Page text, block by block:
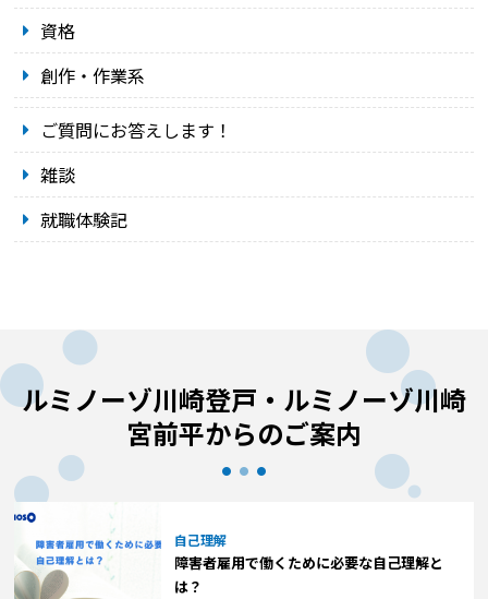
資格
創作・作業系
ご質問にお答えします！
雑談
就職体験記
ルミノーゾ川崎登戸・ルミノーゾ川崎
宮前平からのご案内
自己理解
障害者雇用で働くために必要な自己理解と
は？